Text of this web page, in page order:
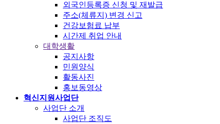
외국인등록증 신청 및 재발급
주소(체류지) 변경 신고
건강보험료 납부
시간제 취업 안내
대학생활
공지사항
민원양식
활동사진
홍보동영상
혁신지원사업단
사업단 소개
사업단 조직도